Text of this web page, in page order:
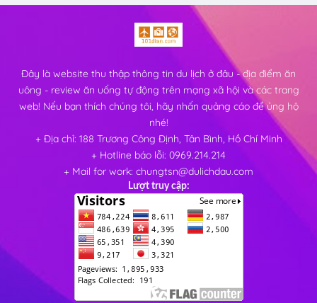
Đây là website thu thập thông tin du lịch ở đâu - địa điểm ăn
uông - review ăn uống tự động trên mạng xã hội và các trang
web! Nếu bạn thích chúng tôi, hãy nhấn quảng cáo để ủng hộ
nhé!
+ Địa chỉ: 188 Trương Công Định, Tân Bình, Hồ Chí Minh
+ Hotline báo lỗi: 0969.214.214
+ Mail for work: chungtsn@dulichdau.com
Lượt truy cập: